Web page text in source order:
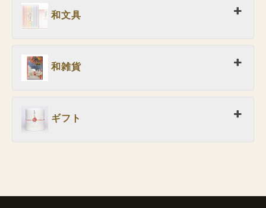
和文具
和雑貨
ギフト